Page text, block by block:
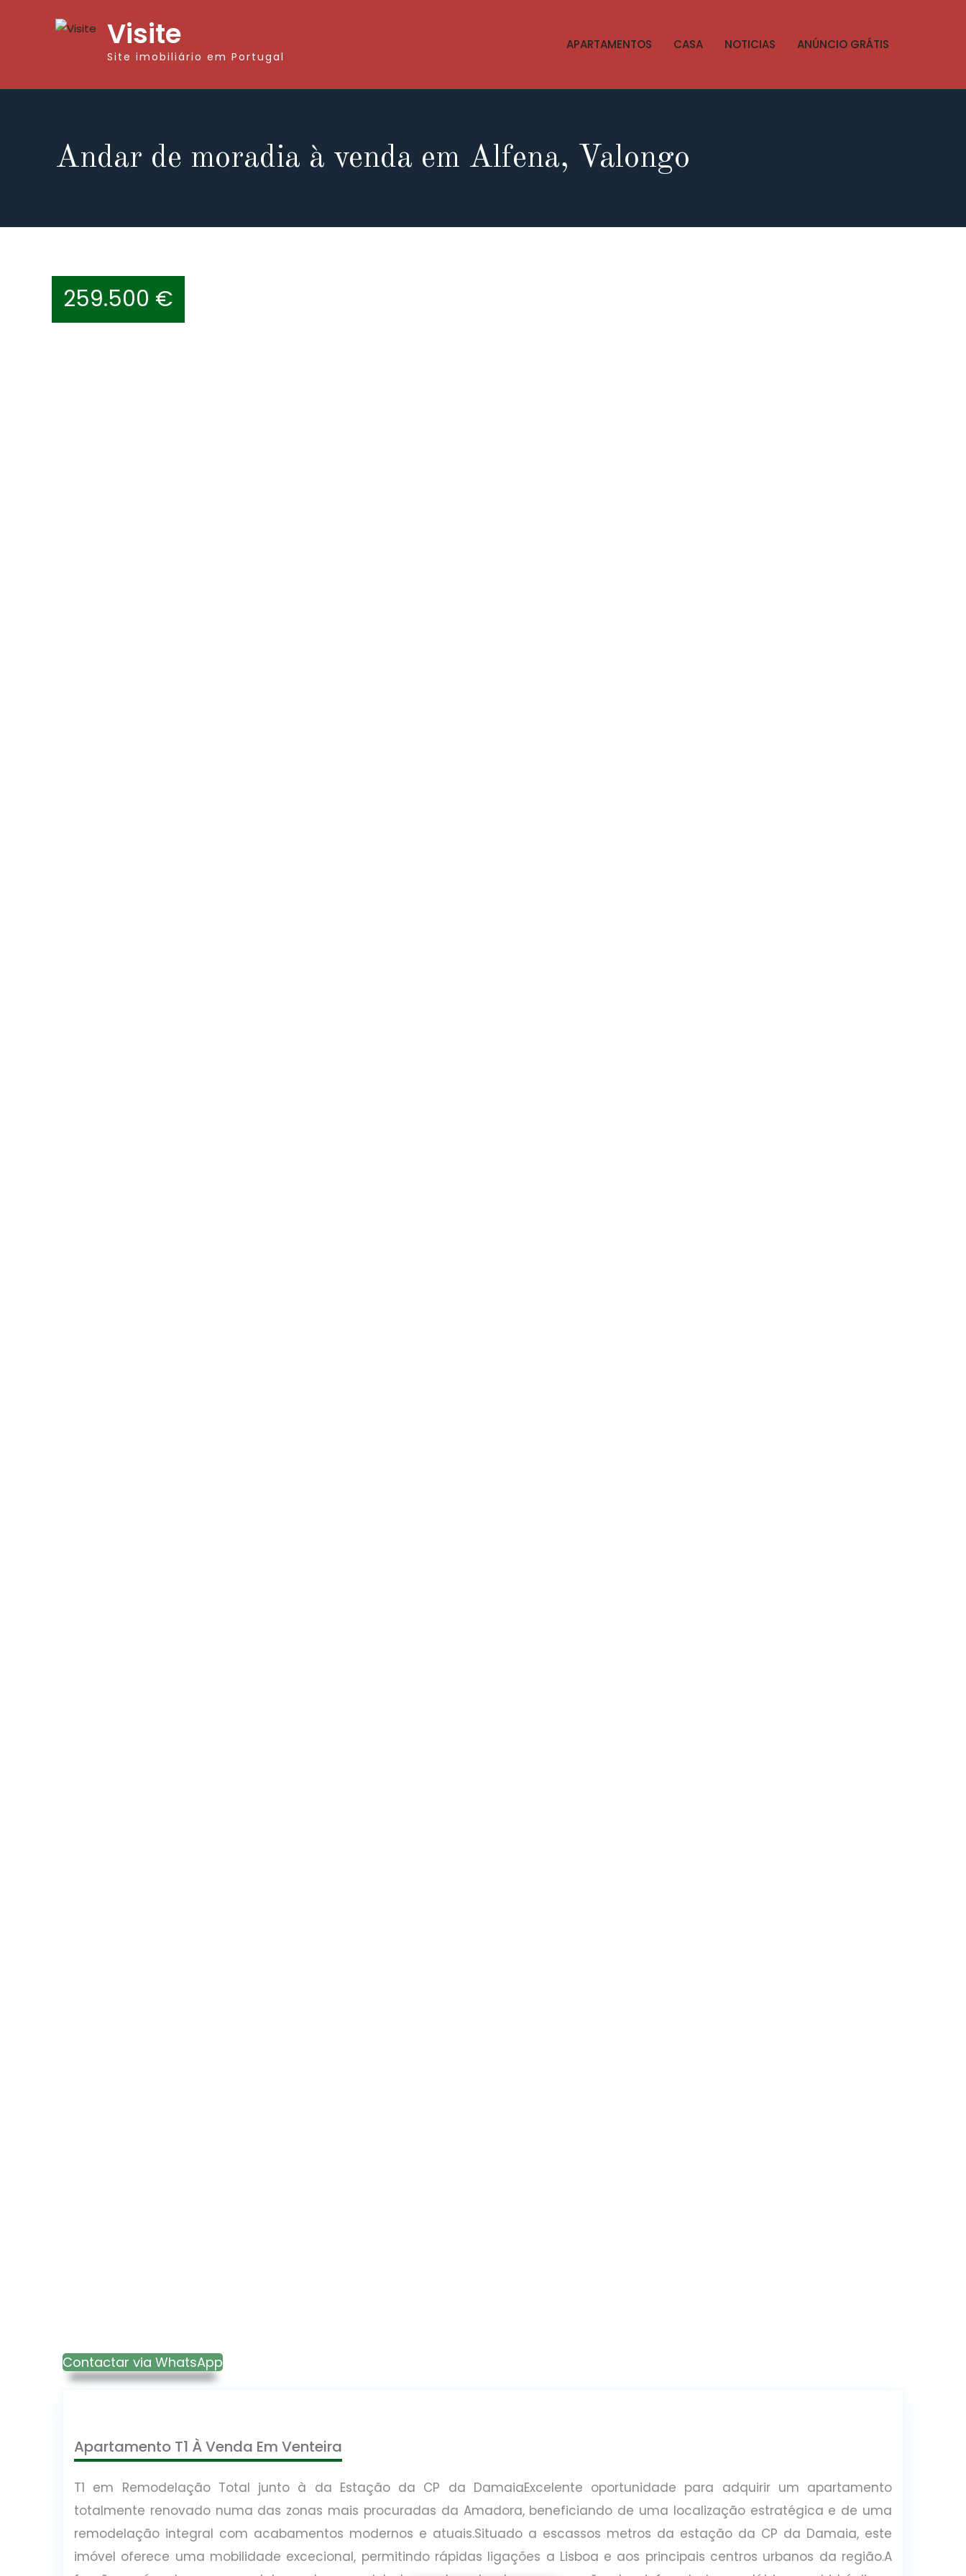
Visite
Site imobiliário em Portugal
APARTAMENTOS CASA NOTICIAS ANÚNCIO GRÁTIS
Andar de moradia à venda em Alfena, Valongo
259.500 €
Contactar via WhatsApp
Apartamento T1 À Venda Em Venteira
T1 em Remodelação Total junto à da Estação da CP da DamaiaExcelente oportunidade para adquirir um apartamento
totalmente renovado numa das zonas mais procuradas da Amadora, beneficiando de uma localização estratégica e de uma
remodelação integral com acabamentos modernos e atuais.Situado a escassos metros da estação da CP da Damaia, este
imóvel oferece uma mobilidade excecional, permitindo rápidas ligações a Lisboa e aos principais centros urbanos da região.A